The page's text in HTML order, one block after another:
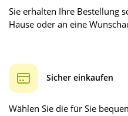
Sie erhalten Ihre Bestellung
Hause oder an eine
Sicher einkaufen
Wählen Sie die für Sie